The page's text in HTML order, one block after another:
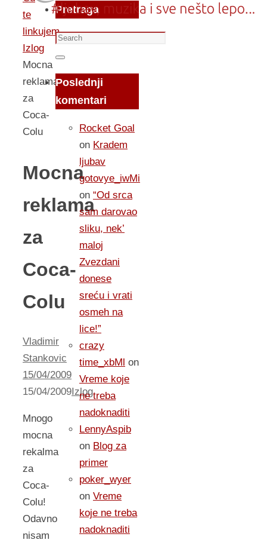
te
linkujem...
Izlog
Mocna
reklama
za
Coca-
Colu
Mocna
reklama
za
Coca-
Colu
Vladimir
Stankovic
15/04/2009
15/04/2009Izlog
Mnogo
mocna
rekalma
za
Coca-
Colu!
Odavno
nisam
Pretraga
Search
for:
Search
Poslednji
komentari
Rocket Goal
on Kradem
ljubav
gotovye_iwMi
on “Od srca
sam darovao
sliku, nek’
maloj
Zvezdani
donese
sreću i vrati
osmeh na
lice!”
crazy
time_xbMl on
Vreme koje
ne treba
nadoknaditi
LennyAspib
on Blog za
primer
poker_wyer
on Vreme
koje ne treba
nadoknaditi